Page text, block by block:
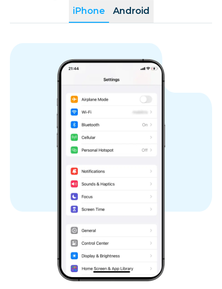
iPhone Android